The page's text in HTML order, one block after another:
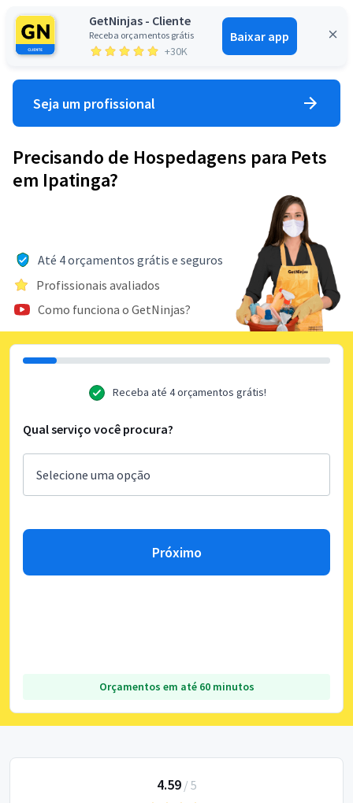
GetNinjas - Cliente
Receba orçamentos grátis
+30K
Baixar app
Entrar
Seja um profissional
Precisando de Hospedagens para Pets
em Ipatinga?
Até 4 orçamentos grátis e seguros
Profissionais avaliados
Como funciona o GetNinjas?
Receba até 4 orçamentos grátis!
Qual serviço você procura?
Próximo
Orçamentos em até 60 minutos
4.59/ 5